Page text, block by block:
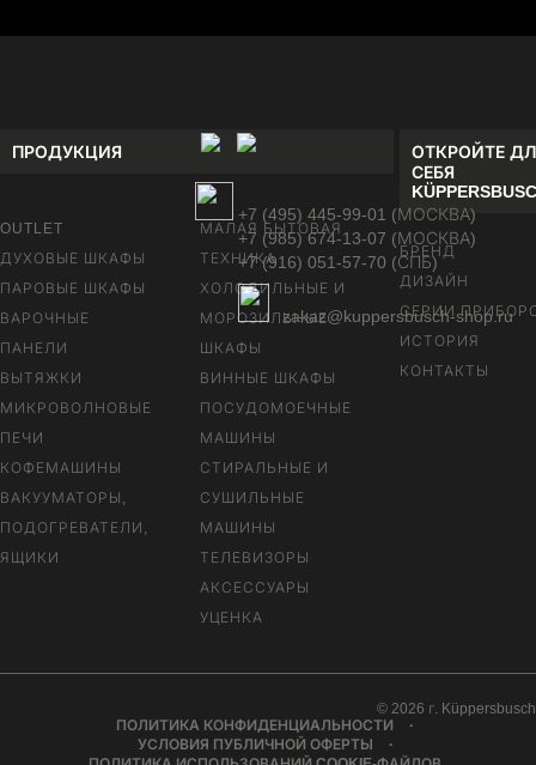
ПРОДУКЦИЯ
OUTLET
ДУХОВЫЕ ШКАФЫ
ПАРОВЫЕ ШКАФЫ
ВАРОЧНЫЕ
ПАНЕЛИ
ВЫТЯЖКИ
МИКРОВОЛНОВЫЕ
ПЕЧИ
КОФЕМАШИНЫ
ВАКУУМАТОРЫ,
ПОДОГРЕВАТЕЛИ,
ЯЩИКИ
МАЛАЯ БЫТОВАЯ
ТЕХНИКА
ХОЛОДИЛЬНЫЕ И
МОРОЗИЛЬНЫЕ
ШКАФЫ
ВИННЫЕ ШКАФЫ
ПОСУДОМОЕЧНЫЕ
МАШИНЫ
СТИРАЛЬНЫЕ И
СУШИЛЬНЫЕ
МАШИНЫ
ТЕЛЕВИЗОРЫ
АКСЕССУАРЫ
УЦЕНКА
ОТКРОЙТЕ
СЕБЯ
БРЕНД
ДИЗАЙН
СЕРИИ
ИСТОРИЯ
КОНТАКТЫ
+7 (495) 445-99-01 (МОСКВА)
+7 (985) 674-13-07 (МОСКВА)
+7 (916) 051-57-70 (СПБ)
zakaz@kuppersbusch-shop.ru
ПОЛИТИКА КОНФИДЕНЦИАЛЬНОСТИ
УСЛОВИЯ ПУБЛИЧНОЙ ОФЕРТЫ
© 2026 г. Küppersbusch